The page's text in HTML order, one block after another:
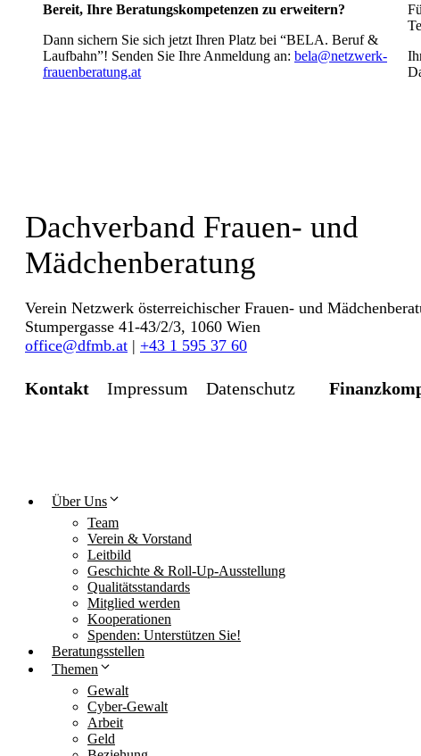
Bereit, Ihre Beratungskompetenzen zu erweitern?
Dann sichern Sie sich jetzt Ihren Platz bei “BELA. Beruf &
Laufbahn”! Senden Sie Ihre Anmeldung an: bela@netzwerk-
frauenberatung.at
Dachverband Frauen- und
Mädchenberatung
Verein Netzwerk österreichischer Frauen- und
Stumpergasse 41-43/2/3, 1060 Wien
office@dfmb.at | +43 1 595 37 60
Kontakt Impressum Datenschutz
Über Uns
Team
Verein & Vorstand
Leitbild
Geschichte & Roll-Up-Ausstellung
Qualitätsstandards
Mitglied werden
Kooperationen
Spenden: Unterstützen Sie!
Beratungsstellen
Themen
Gewalt
Cyber-Gewalt
Arbeit
Geld